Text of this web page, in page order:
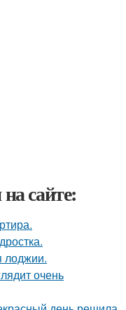
сайте:
лоджии.
очень